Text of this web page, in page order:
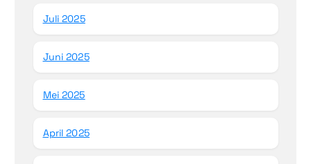
Juli 2025
Juni 2025
Mei 2025
April 2025